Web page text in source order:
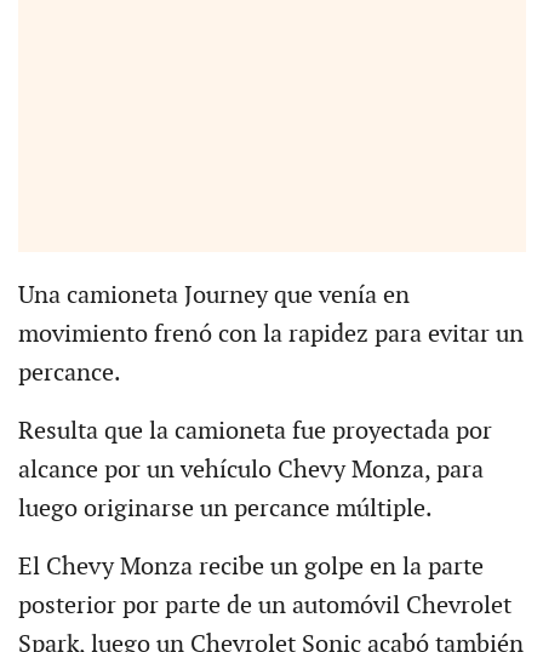
Una camioneta Journey que venía en
movimiento frenó con la rapidez para evitar un
percance.
Resulta que la camioneta fue proyectada por
alcance por un vehículo Chevy Monza, para
luego originarse un percance múltiple.
El Chevy Monza recibe un golpe en la parte
posterior por parte de un automóvil Chevrolet
Spark, luego un Chevrolet Sonic acabó también